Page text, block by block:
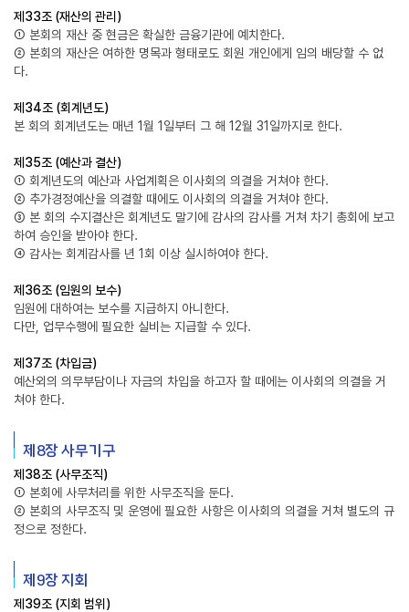
제33조 (재산의 관리)
① 본회의 재산 중 현금은 확실한 금융기관에 예치한다.
② 본회의 재산은 여하한 명목과 형태로도 회원 개인에게 임의 배당할 수 없
다.
제34조 (회계년도)
본 회의 회계년도는 매년 1월 1일부터 그 해 12월 31일까지로 한다.
제35조 (예산과 결산)
① 회계년도의 예산과 사업계획은 이사회의 의결을 거쳐야 한다.
② 추가경정예산을 의결할 때에도 이사회의 의결을 거쳐야 한다.
③ 본 회의 수지결산은 회계년도 말기에 감사의 감사를 거쳐 차기 총회에 보고
하여 승인을 받아야 한다.
④ 감사는 회계감사를 년 1회 이상 실시하여야 한다.
제36조 (임원의 보수)
임원에 대하여는 보수를 지급하지 아니한다.
다만, 업무수행에 필요한 실비는 지급할 수 있다.
제37조 (차입금)
예산외의 의무부담이나 자금의 차입을 하고자 할 때에는 이사회의 의결을 거
쳐야 한다.
제8장 사무기구
제38조 (사무조직)
① 본회에 사무처리를 위한 사무조직을 둔다.
② 본회의 사무조직 및 운영에 필요한 사항은 이사회의 의결을 거쳐 별도의 규
정으로 정한다.
제9장 지회
제39조 (지회 범위)